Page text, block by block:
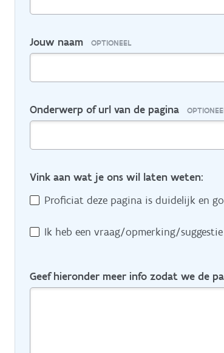
Jouw naam OPTIONEEL
Onderwerp of url van de pagina
Vink aan wat je ons wil laten weten:
Proficiat deze pagina is duidelijk en
Ik heb een vraag/opmerking/suggestie
Geef hieronder meer info zodat we de